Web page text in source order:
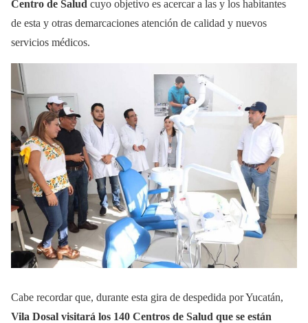
Centro de Salud cuyo objetivo es acercar a las y los habitantes
de esta y otras demarcaciones atención de calidad y nuevos
servicios médicos.
Cabe recordar que, durante esta gira de despedida por Yucatán,
Vila Dosal visitará los 140 Centros de Salud que se están